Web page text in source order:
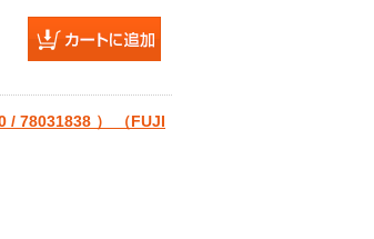
/ 78031838 ） （FUJI